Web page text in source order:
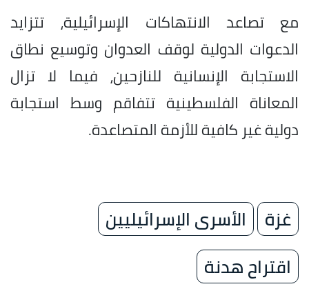
مع تصاعد الانتهاكات الإسرائيلية، تتزايد
الدعوات الدولية لوقف العدوان وتوسيع نطاق
الاستجابة الإنسانية للنازحين، فيما لا تزال
المعاناة الفلسطينية تتفاقم وسط استجابة
دولية غير كافية للأزمة المتصاعدة.
غزة
الأسرى الإسرائيليين
اقتراح هدنة